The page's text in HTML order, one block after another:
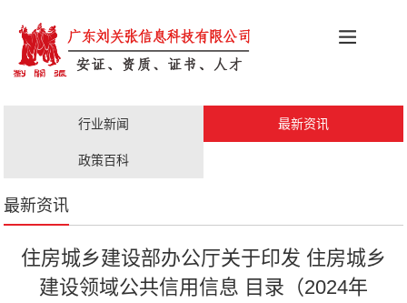
科创政策
行业新闻 最新资讯
政策百科
最新资讯
住房城乡建设部办公厅关于印发 住房城乡
建设领域公共信用信息 目录（2024年